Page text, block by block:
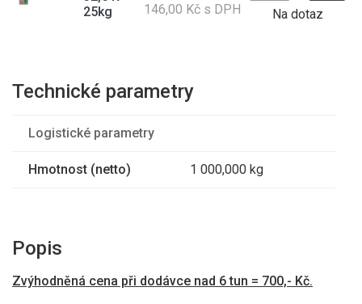
25kg
146,00 Kč s DPH Na dotaz
Technické parametry
Logistické parametry
Hmotnost (netto) 1 000,000 kg
Popis
Zvýhodněná cena při dodávce nad 6 tun = 700,- Kč.